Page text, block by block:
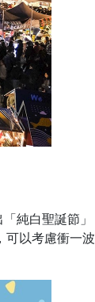
純白聖誕節」
可以考慮衝一波